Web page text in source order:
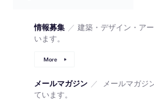
情報募集 ／ 建築・デザイン・ア
います。
More
メールマガジン ／
メールマガジ
ています。